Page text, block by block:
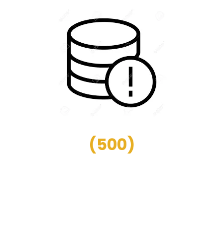
(500)